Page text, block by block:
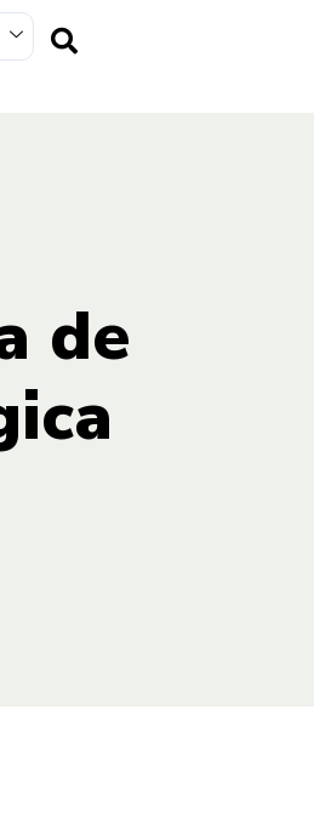
de